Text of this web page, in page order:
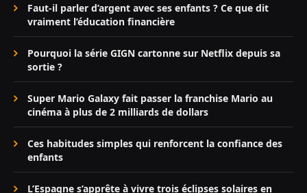
Faut-il parler d’argent avec ses enfants ? Ce que dit
vraiment l’éducation financière
Pourquoi la série GIGN cartonne sur Netflix depuis sa
sortie ?
Super Mario Galaxy fait passer la franchise Mario au
cinéma à plus de 2 milliards de dollars
Ces habitudes simples qui renforcent la confiance des
enfants
L’Espagne s’apprête à vivre trois éclipses solaires en